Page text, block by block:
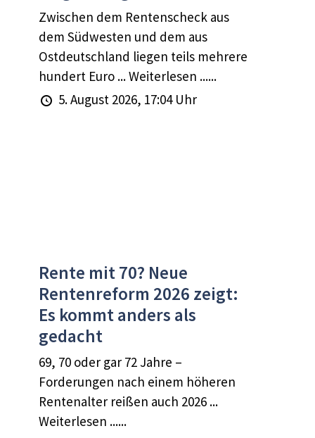
Zwischen dem Rentenscheck aus
dem Südwesten und dem aus
Ostdeutschland liegen teils mehrere
hundert Euro ... Weiterlesen ......
5. August 2026, 17:04 Uhr
Rente mit 70? Neue
Rentenreform 2026 zeigt:
Es kommt anders als
gedacht
69, 70 oder gar 72 Jahre –
Forderungen nach einem höheren
Rentenalter reißen auch 2026 ...
Weiterlesen ......